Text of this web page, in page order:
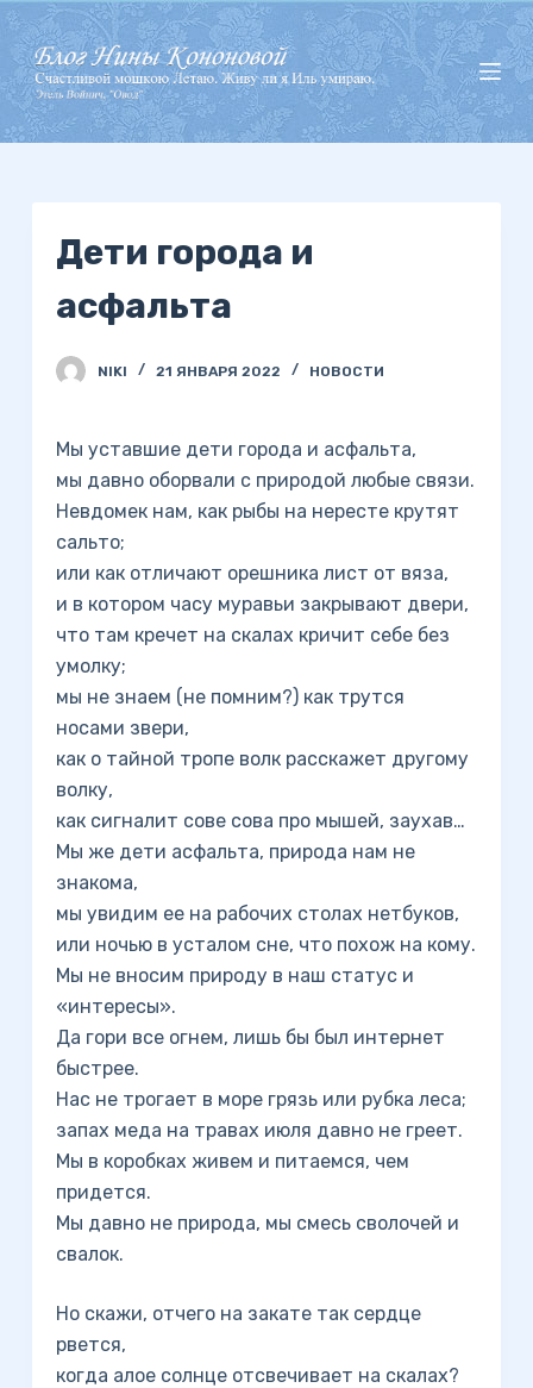
П
е
р
е
й
Дети города и
асфальта
NIKI 21 ЯНВАРЯ 2022 НОВОСТИ
Мы уставшие дети города и асфальта,
мы давно оборвали с природой любые связи.
Невдомек нам, как рыбы на нересте крутят
сальто;
или как отличают орешника лист от вяза,
и в котором часу муравьи закрывают двери,
что там кречет на скалах кричит себе без
умолку;
мы не знаем (не помним?) как трутся
носами звери,
как о тайной тропе волк расскажет другому
волку,
как сигналит сове сова про мышей, заухав…
Мы же дети асфальта, природа нам не
знакома,
мы увидим ее на рабочих столах нетбуков,
или ночью в усталом сне, что похож на кому.
Мы не вносим природу в наш статус и
«интересы».
Да гори все огнем, лишь бы был интернет
быстрее.
Нас не трогает в море грязь или рубка леса;
запах меда на травах июля давно не греет.
Мы в коробках живем и питаемся, чем
придется.
Мы давно не природа, мы смесь сволочей и
свалок.
Но скажи, отчего на закате так сердце
рвется,
когда алое солнце отсвечивает на скалах?